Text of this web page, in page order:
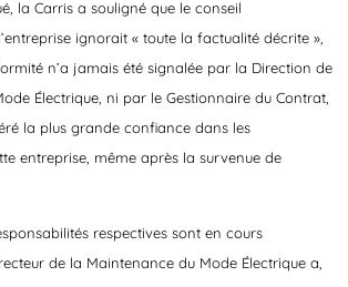
la Carris a souligné que le conseil
ignorait « toute la factualité décrite »,
n’a jamais été signalée par la Direction de
Électrique, ni par le Gestionnaire du Contrat,
la plus grande confiance dans les
entreprise, même après la survenue de
respectives sont en cours
de la Maintenance du Mode Électrique a,